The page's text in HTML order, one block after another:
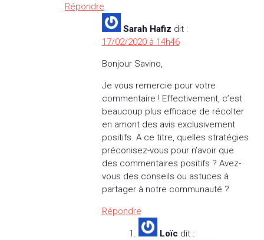
Répondre
Sarah Hafiz dit :
17/02/2020 à 14h46
Bonjour Savino,
Je vous remercie pour votre
commentaire ! Effectivement, c’est
beaucoup plus efficace de récolter
en amont des avis exclusivement
positifs. A ce titre, quelles stratégies
préconisez-vous pour n’avoir que
des commentaires positifs ? Avez-
vous des conseils ou astuces à
partager à notre communauté ?
Répondre
Loïc dit :